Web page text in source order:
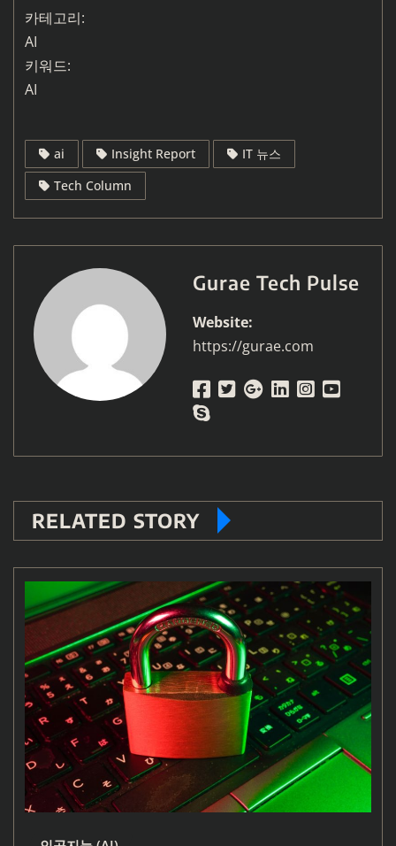
카테고리:
AI
키워드:
AI
ai Insight Report
IT 뉴스
Tech Column
Gurae Tech Pulse
Website:
https://gurae.com
RELATED STORY